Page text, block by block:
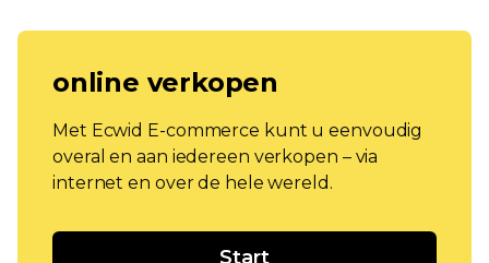
online verkopen
Met Ecwid E-commerce kunt u eenvoudig
overal en aan iedereen verkopen – via
internet en over de hele wereld.
Start